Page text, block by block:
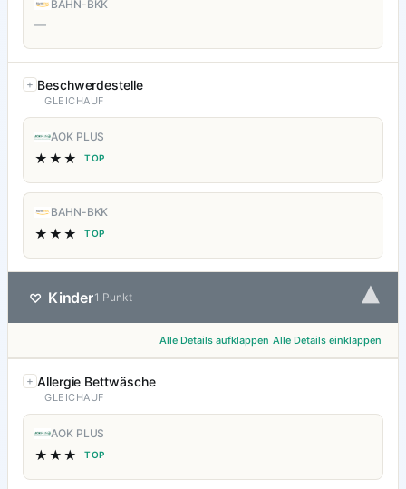
BAHN-BKK
—
Beschwerdestelle
GLEICHAUF
AOK PLUS
★★★ TOP
BAHN-BKK
★★★ TOP
♡ Kinder1 Punkt ▾
Alle Details aufklappen Alle Details einklappen
Allergie Bettwäsche
GLEICHAUF
AOK PLUS
★★★ TOP